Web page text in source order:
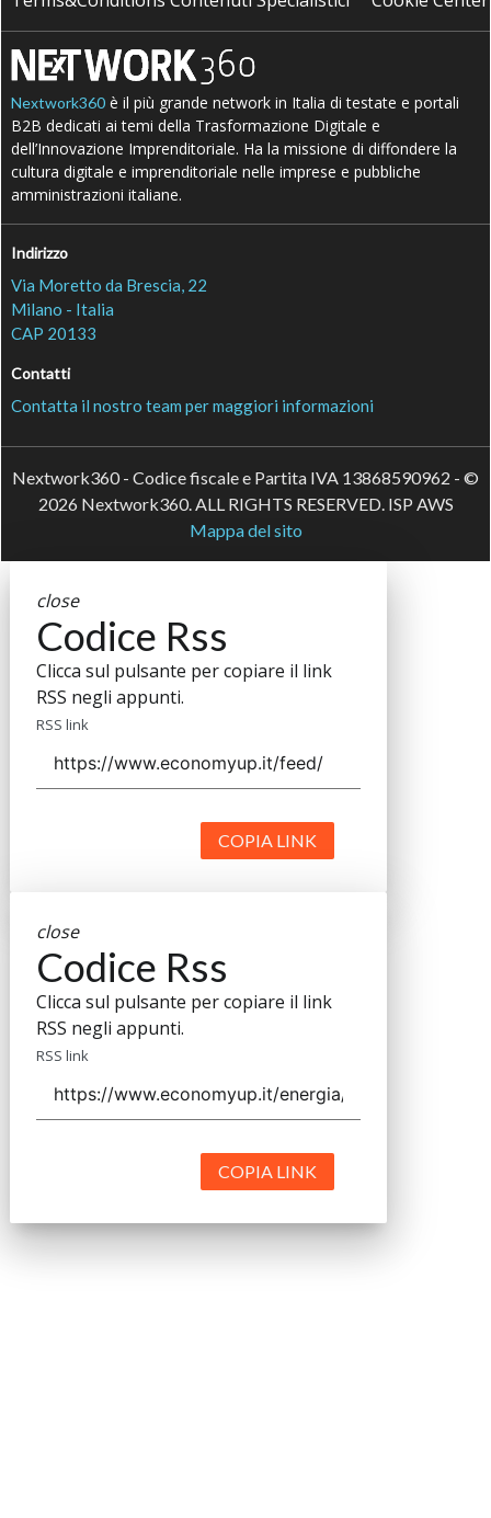
Nextwork360 è il più grande network in Italia di testate e portali
B2B dedicati ai temi della Trasformazione Digitale e
dell’Innovazione Imprenditoriale. Ha la missione di diffondere la
cultura digitale e imprenditoriale nelle imprese e pubbliche
amministrazioni italiane.
Indirizzo
Via Moretto da Brescia, 22
Milano - Italia
CAP 20133
Contatti
Contatta il nostro team per maggiori informazioni
Nextwork360 - Codice fiscale e Partita IVA 13868590962 - ©
2026 Nextwork360. ALL RIGHTS RESERVED. ISP AWS
Mappa del sito
close
Codice Rss
Clicca sul pulsante per copiare il link
RSS negli appunti.
RSS link
COPIA LINK
close
Codice Rss
Clicca sul pulsante per copiare il link
RSS negli appunti.
RSS link
COPIA LINK